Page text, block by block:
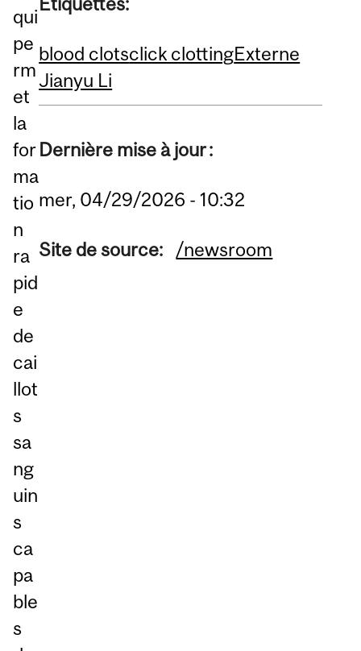
qui
pe
rm
et
la
for
ma
tio
n
ra
pid
e
de
cai
llot
s
sa
ng
uin
s
ca
pa
ble
s
blood clotsclick clottingExterne
Jianyu Li
Dernière mise à jour :
mer, 04/29/2026 - 10:32
Site de source: /newsroom